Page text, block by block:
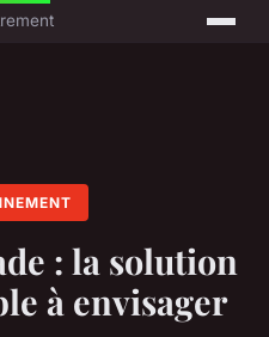
: la solution
à envisager